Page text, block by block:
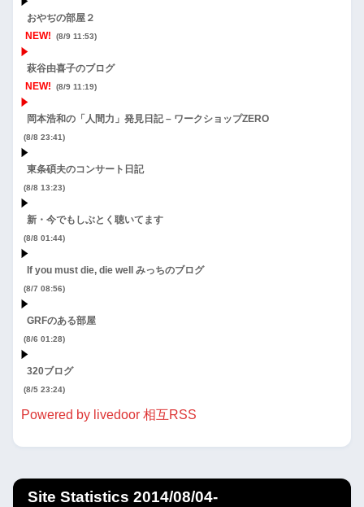
おやぢの部屋２
NEW!
(8/9 11:53)
萩谷由喜子のブログ
NEW!
(8/9 11:19)
岡本浩和の「人間力」発見日記 – ワークショップZERO
(8/8 23:41)
東条碩夫のコンサート日記
(8/8 13:23)
新・今でもしぶとく聴いてます
(8/8 01:44)
If you must die, die well みっちのブログ
(8/7 08:56)
GRFのある部屋
(8/6 01:28)
320ブログ
(8/5 23:24)
Powered by livedoor 相互RSS
Site Statistics 2014/08/04-